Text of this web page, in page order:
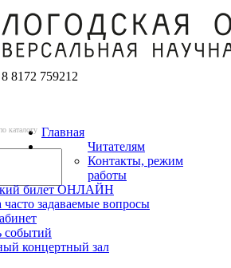
8 8172 759212
каталогу Главная
Читателям
Контакты, режим
работы
билет ОНЛАЙН
задаваемые вопросы
событий
концертный зал